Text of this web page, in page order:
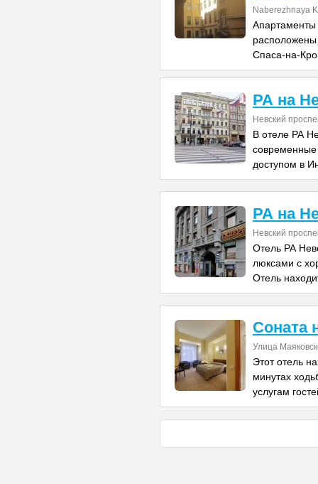
Naberezhnaya
расположены
Спаса-на-
РА на
Невский
В отеле РА
доступом в
РА на
Невский
Отель РА
люксами с
Отель
Соната
Улица
Этот отель
минутах
услугам